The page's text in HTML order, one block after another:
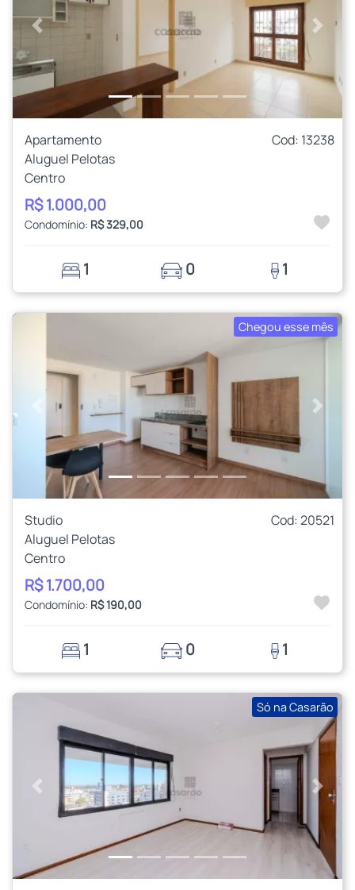
Anterior
Apartamento
Cod: 13238
Aluguel Pelotas
Centro
R$ 1.000,00
Condomínio: R$ 329,00
1 0 1
Chegou esse mês
Anterior
Studio
Cod: 20521
Aluguel Pelotas
Centro
R$ 1.700,00
Condomínio: R$ 190,00
1 0 1
Só na Casarão
Anterior